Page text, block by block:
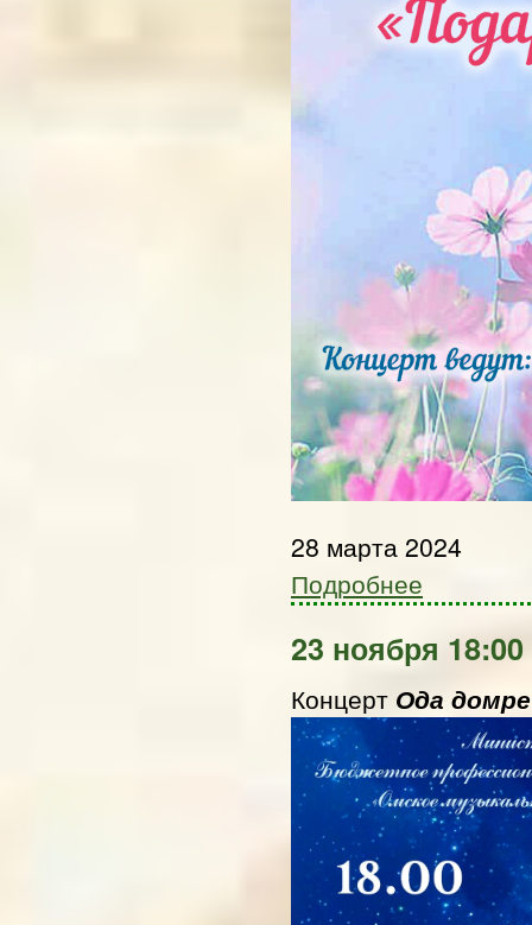
28 марта 2024
Подробнее
23 ноября
Концерт Ода